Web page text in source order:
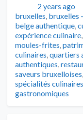
Publié2 years ago
bruxelles, bruxelles
belge authentique,
expérience culinaire,
moules-frites,
culinaires,quartiers
authentiques,
saveurs bruxelloises,
spécialités culinaires
gastronomiques